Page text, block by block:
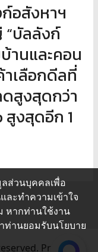
อสังหาฯ
“บัลลังก์
านและคอน
าเลือกดีลที่
สูงสุดกว่า
สูงสุดอีก 1
Privacy
ส่วนบุคคลเพื่อ
ะทำความเข้าใจ
หากท่านใช้งาน
ท่านยอมรับนโยบาย